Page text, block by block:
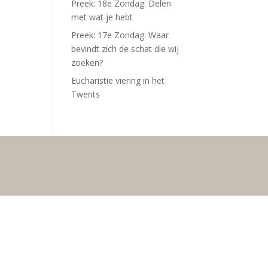
Preek: 18e Zondag: Delen
met wat je hebt
Preek: 17e Zondag: Waar
bevindt zich de schat die wij
zoeken?
Eucharistie viering in het
Twents